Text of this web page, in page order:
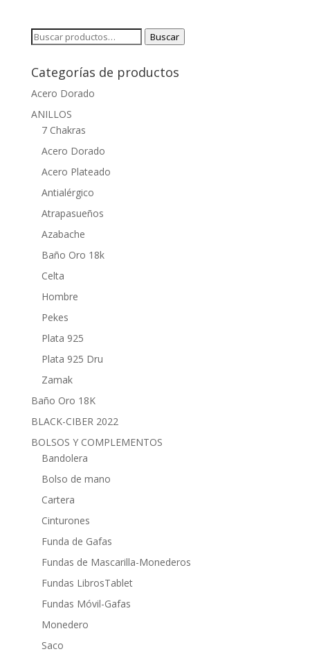
Buscar
Buscar
Categorías de productos
Acero Dorado
ANILLOS
7 Chakras
Acero Dorado
Acero Plateado
Antialérgico
Atrapasueños
Azabache
Baño Oro 18k
Celta
Hombre
Pekes
Plata 925
Plata 925 Dru
Zamak
Baño Oro 18K
BLACK-CIBER 2022
BOLSOS Y COMPLEMENTOS
Bandolera
Bolso de mano
Cartera
Cinturones
Funda de Gafas
Fundas de Mascarilla-Monederos
Fundas LibrosTablet
Fundas Móvil-Gafas
Monedero
Saco